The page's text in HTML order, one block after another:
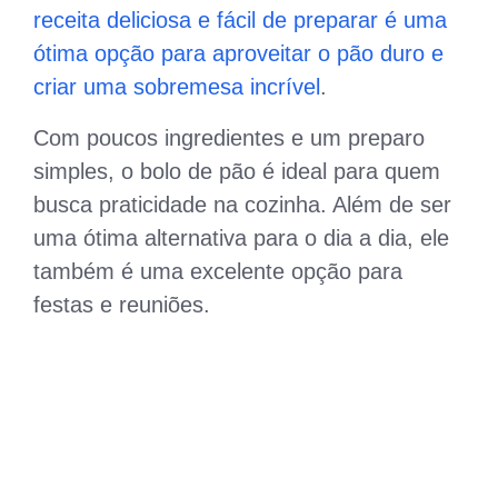
receita deliciosa e fácil de preparar é uma
ótima opção para aproveitar o pão duro e
criar uma sobremesa incrível.
Com poucos ingredientes e um preparo
simples, o bolo de pão é ideal para quem
busca praticidade na cozinha. Além de ser
uma ótima alternativa para o dia a dia, ele
também é uma excelente opção para
festas e reuniões.